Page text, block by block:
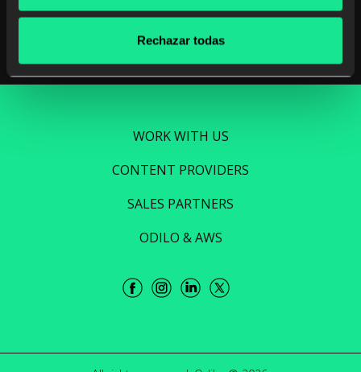
Rechazar todas
WORK WITH US
CONTENT PROVIDERS
SALES PARTNERS
ODILO & AWS